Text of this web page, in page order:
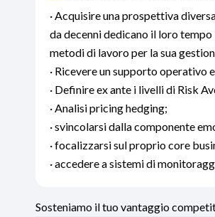
· Acquisire una prospettiva
da decenni dedicano il loro
metodi di lavoro per la sua
· Ricevere un supporto operativo
· Definire ex ante i livelli di Risk
· Analisi pricing hedging;
· svincolarsi dalla componente
· focalizzarsi sul proprio core
· accedere a sistemi di
Sosteniamo il tuo vantaggio